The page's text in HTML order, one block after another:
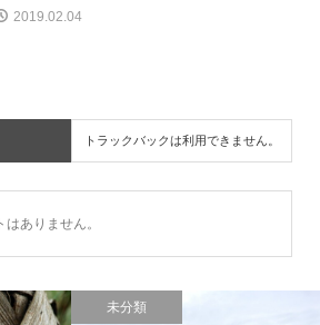
2019.02.04
トラックバックは利用できません。
ありません。
未分類